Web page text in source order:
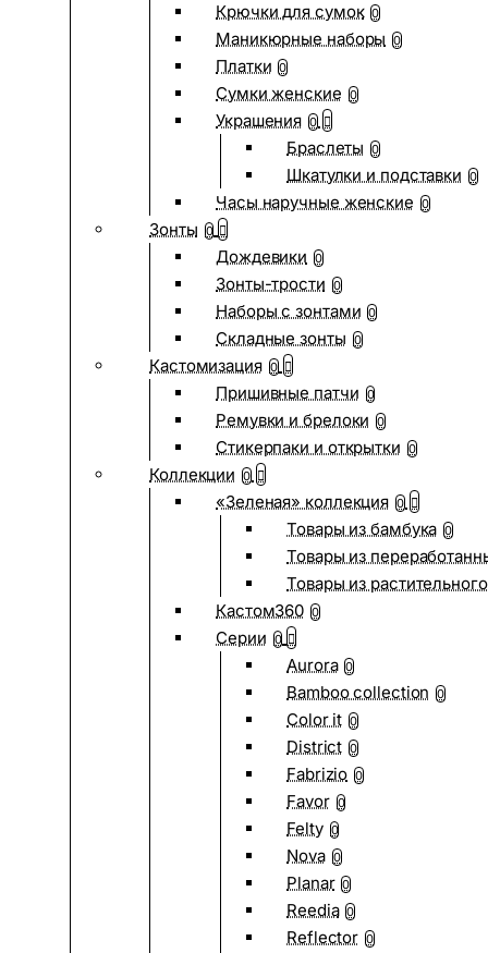
Крючки для сумок 0
Маникюрные наборы 0
Платки 0
Сумки женские 0
Украшения 0
Браслеты 0
Шкатулки и подставки 0
Часы наручные женские 0
Зонты 0
Дождевики 0
Зонты-трости 0
Наборы с зонтами 0
Складные зонты 0
Кастомизация 0
Пришивные патчи 0
Ремувки и брелоки 0
Стикерпаки и открытки 0
Коллекции 0
«Зеленая» коллекция 0
Товары из бамбука 0
Товары из
Товары из
Кастом360 0
Серии 0
Aurora 0
Bamboo collection 0
Color it 0
District 0
Fabrizio 0
Favor 0
Felty 0
Nova 0
Planar 0
Reedia 0
Reflector 0